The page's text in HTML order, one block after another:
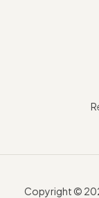
Copyright ©